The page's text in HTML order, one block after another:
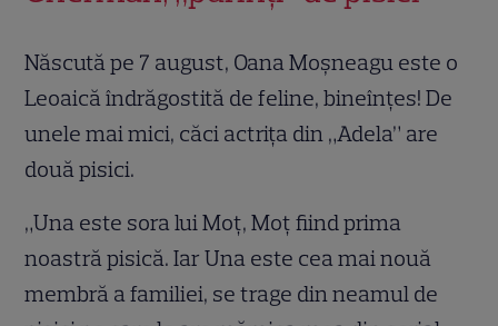
Născută pe 7 august, Oana Moșneagu este o
Leoaică îndrăgostită de feline, bineînțes! De
unele mai mici, căci actrița din „Adela” are
două pisici.
„Una este sora lui Moţ, Moţ fiind prima
noastră pisică. Iar Una este cea mai nouă
membră a familiei, se trage din neamul de